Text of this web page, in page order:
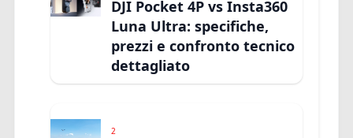
DJI Pocket 4P vs Insta360
Luna Ultra: specifiche,
prezzi e confronto tecnico
dettagliato
2